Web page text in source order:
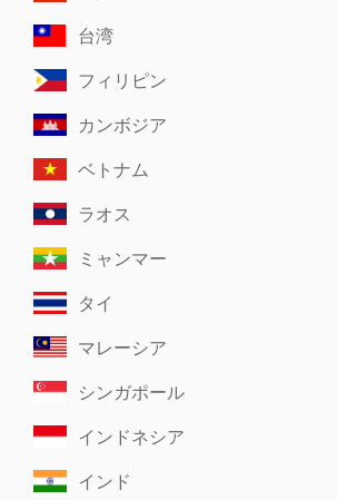
台湾
フィリピン
カンボジア
ベトナム
ラオス
ミャンマー
タイ
マレーシア
シンガポール
インドネシア
インド